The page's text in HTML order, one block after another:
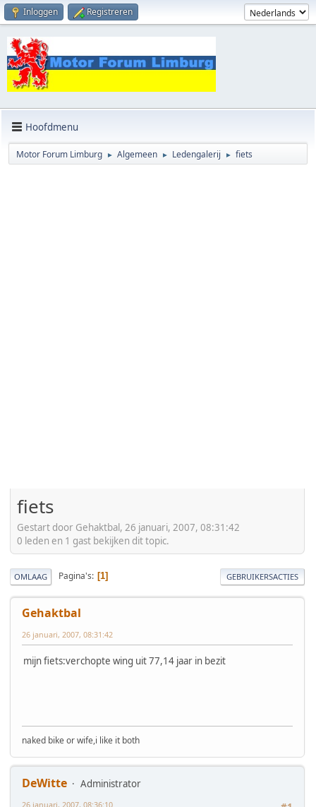
Inloggen Registreren
Hoofdmenu
Motor Forum Limburg ► Algemeen ► Ledengalerij ► fiets
fiets
Gestart door Gehaktbal, 26 januari, 2007, 08:31:42
0 leden en 1 gast bekijken dit topic.
OMLAAG Pagina's 1 GEBRUIKERSACTIES
Gehaktbal
26 januari, 2007, 08:31:42
mijn fiets:verchopte wing uit 77,14 jaar in bezit
naked bike or wife,i like it both
DeWitte
Administrator
26 januari, 2007, 08:36:10